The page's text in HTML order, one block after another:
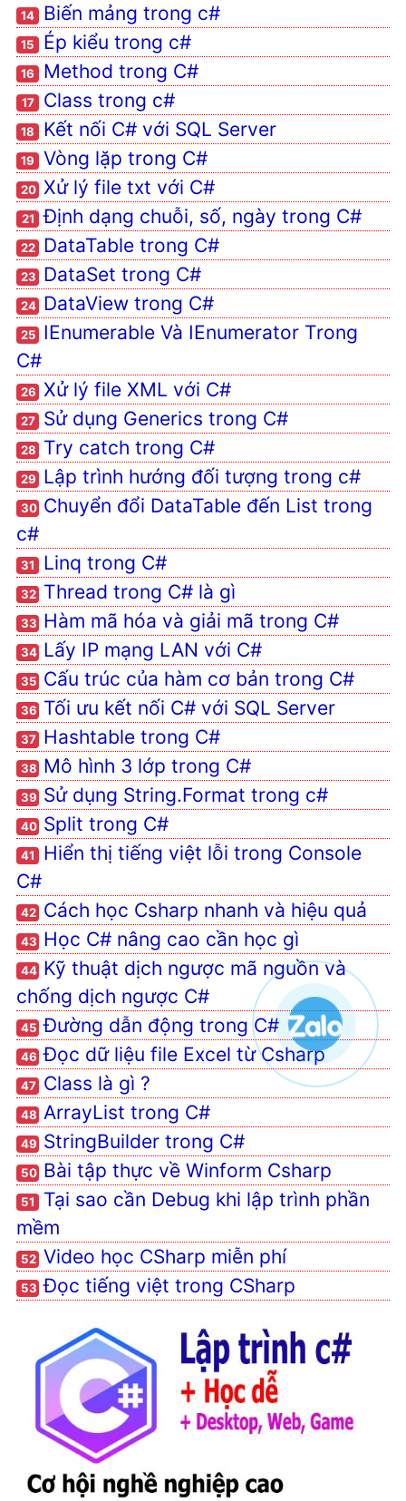
Sử dụng Generics trong C#
Try catch trong C#
Lập trình hướng đối tượng
trong c#
Chuyển đổi DataTable đến
List trong c#
Linq trong C#
Thread trong C# là gì
Hàm mã hóa và giải mã
trong C#
Lấy IP mạng LAN với C#
Cấu trúc của hàm cơ bản
trong C#
Tối ưu kết nối C# với SQL
Server
Hashtable trong C#
Mô hình 3 lớp trong C#
Sử dụng String.Format trong
c#
Split trong C#
Hiển thị tiếng việt lỗi trong
Console C#
Cách học Csharp nhanh và
hiệu quả
Học C# nâng cao cần học gì
Kỹ thuật dịch ngược mã
nguồn và chống dịch ngược C#
Đường dẫn động trong C#
Đọc dữ liệu file Excel từ
Csharp
Class là gì ?
ArrayList trong C#
StringBuilder trong C#
Bài tập thực về Winform
Csharp
Tại sao cần Debug khi lập
trình phần mềm
Video học CSharp miễn phí
Đọc tiếng việt trong CSharp
14 Biến mảng trong c#
15 Ép kiểu trong c#
16 Method trong C#
17 Class trong c#
18 Kết nối C# với SQL Server
19 Vòng lặp trong C#
20 Xử lý file txt với C#
21 Định dạng chuỗi, số, ngày trong C#
22 DataTable trong C#
23 DataSet trong C#
24 DataView trong C#
25
IEnumerable Và IEnumerator Trong
C#
26 Xử lý file XML với C#
27 Sử dụng Generics trong C#
28 Try catch trong C#
29 Lập trình hướng đối tượng trong c#
30 Chuyển đổi DataTable đến List trong
c#
31 Linq trong C#
32 Thread trong C# là gì
33 Hàm mã hóa và giải mã trong C#
34 Lấy IP mạng LAN với C#
35 Cấu trúc của hàm cơ bản trong C#
36 Tối ưu kết nối C# với SQL Server
37 Hashtable trong C#
38 Mô hình 3 lớp trong C#
39 Sử dụng String.Format trong c#
40 Split trong C#
41
Hiển thị tiếng việt lỗi trong Console
C#
42 Cách học Csharp nhanh và hiệu quả
43 Học C# nâng cao cần học gì
44 Kỹ thuật dịch ngược mã nguồn và
chống dịch ngược C#
45 Đường dẫn động trong C#
46 Đọc dữ liệu file Excel từ Csharp
47 Class là gì ?
48 ArrayList trong C#
49 StringBuilder trong C#
50 Bài tập thực về Winform Csharp
51
Tại sao cần Debug khi lập trình phần
mềm
52 Video học CSharp miễn phí
53 Đọc tiếng việt trong CSharp